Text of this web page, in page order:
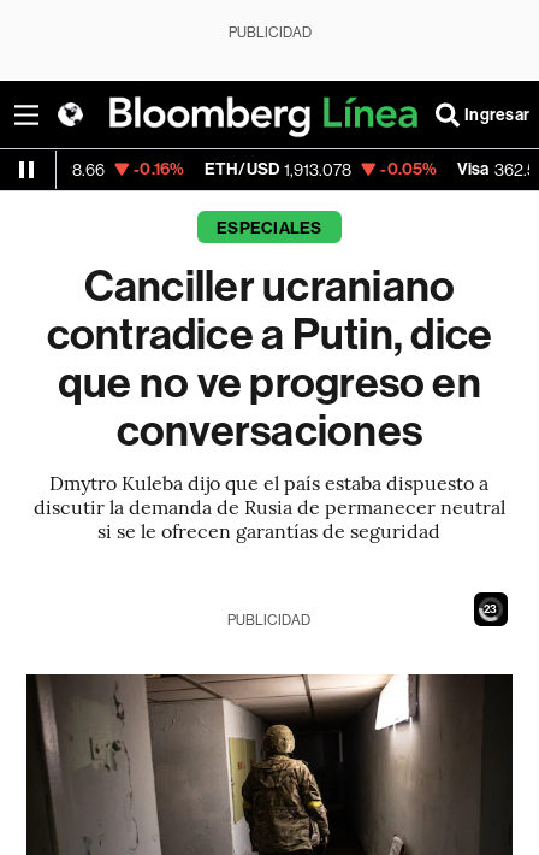
PUBLICIDAD
Ingresar
-0.16% ETH/USD 1,913.078 -0.05% Visa 362.50 -2.15%
ESPECIALES
Canciller ucraniano
contradice a Putin, dice
que no ve progreso en
conversaciones
Dmytro Kuleba dijo que el país estaba dispuesto a
discutir la demanda de Rusia de permanecer neutral
si se le ofrecen garantías de seguridad
22
PUBLICIDAD